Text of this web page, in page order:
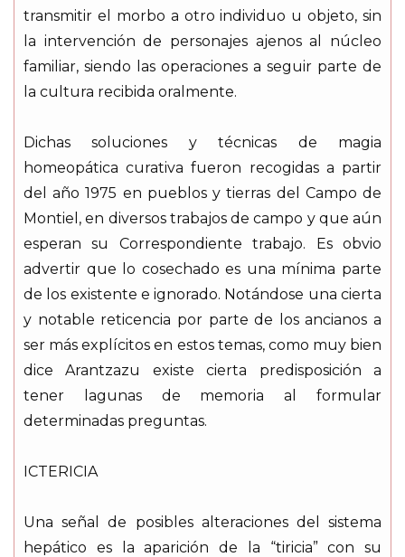
transmitir el morbo a otro individuo u objeto, sin
la intervención de personajes ajenos al núcleo
familiar, siendo las operaciones a seguir parte de
la cultura recibida oralmente.
Dichas soluciones y técnicas de magia
homeopática curativa fueron recogidas a partir
del año 1975 en pueblos y tierras del Campo de
Montiel, en diversos trabajos de campo y que aún
esperan su Correspondiente trabajo. Es obvio
advertir que lo cosechado es una mínima parte
de los existente e ignorado. Notándose una cierta
y notable reticencia por parte de los ancianos a
ser más explícitos en estos temas, como muy bien
dice Arantzazu existe cierta predisposición a
tener lagunas de memoria al formular
determinadas preguntas.
ICTERICIA
Una señal de posibles alteraciones del sistema
hepático es la aparición de la “tiricia” con su